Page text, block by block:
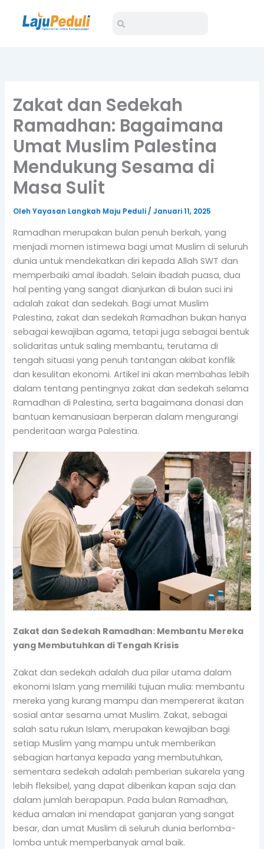
Search
Zakat dan Sedekah
Ramadhan: Bagaimana
Umat Muslim Palestina
Mendukung Sesama di
Masa Sulit
OlehYayasan Langkah Maju Peduli/Januari 11, 2025
Ramadhan merupakan bulan penuh berkah, yang
menjadi momen istimewa bagi umat Muslim di seluruh
dunia untuk mendekatkan diri kepada Allah SWT dan
memperbaiki amal ibadah. Selain ibadah puasa, dua
hal penting yang sangat dianjurkan di bulan suci ini
adalah zakat dan sedekah. Bagi umat Muslim
Palestina, zakat dan sedekah Ramadhan bukan hanya
sebagai kewajiban agama, tetapi juga sebagai bentuk
solidaritas untuk saling membantu, terutama di
tengah situasi yang penuh tantangan akibat konflik
dan kesulitan ekonomi. Artikel ini akan membahas lebih
dalam tentang pentingnya zakat dan sedekah selama
Ramadhan di Palestina, serta bagaimana donasi dan
bantuan kemanusiaan berperan dalam mengurangi
penderitaan warga Palestina.
Zakat dan Sedekah Ramadhan: Membantu Mereka
yang Membutuhkan di Tengah Krisis
Zakat dan sedekah adalah dua pilar utama dalam
ekonomi Islam yang memiliki tujuan mulia: membantu
mereka yang kurang mampu dan mempererat ikatan
sosial antar sesama umat Muslim. Zakat, sebagai
salah satu rukun Islam, merupakan kewajiban bagi
setiap Muslim yang mampu untuk memberikan
sebagian hartanya kepada yang membutuhkan,
sementara sedekah adalah pemberian sukarela yang
lebih fleksibel, yang dapat diberikan kapan saja dan
dalam jumlah berapapun. Pada bulan Ramadhan,
kedua amalan ini mendapat ganjaran yang sangat
besar, dan umat Muslim di seluruh dunia berlomba-
lomba untuk memperbanyak amal baik.